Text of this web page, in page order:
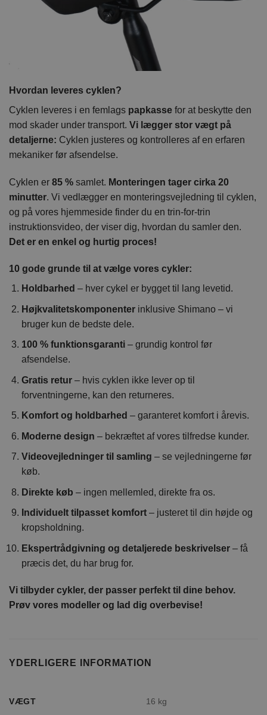
Hvordan leveres cyklen?
Cyklen leveres i en femlags papkasse for at beskytte den
mod skader under transport. Vi lægger stor vægt på
detaljerne: Cyklen justeres og kontrolleres af en erfaren
mekaniker før afsendelse.
Cyklen er 85 % samlet. Monteringen tager cirka 20
minutter. Vi vedlægger en monteringsvejledning til cyklen,
og på vores hjemmeside finder du en trin-for-trin
instruktionsvideo, der viser dig, hvordan du samler den.
Det er en enkel og hurtig proces!
10 gode grunde til at vælge vores cykler:
Holdbarhed – hver cykel er bygget til lang levetid.
Højkvalitetskomponenterinklusive Shimano – vi
bruger kun de bedste dele.
100 % funktionsgaranti– grundig kontrol før
afsendelse.
Gratis retur– hvis cyklen ikke lever op til
forventningerne, kan den returneres.
Komfort og holdbarhed – garanteret komfort i årevis.
Moderne design – bekræftet af vores tilfredse kunder.
Videovejledninger til samling – se vejledningerne før
køb.
Direkte køb – ingen mellemled, direkte fra os.
Individuelt tilpasset komfort– justeret til din højde og
kropsholdning.
Ekspertrådgivning og detaljerede beskrivelser– få
præcis det, du har brug for.
Vi tilbyder cykler, der passer perfekt til dine behov.
Prøv vores modeller og lad dig overbevise!
YDERLIGERE INFORMATION
VÆGT 16 kg